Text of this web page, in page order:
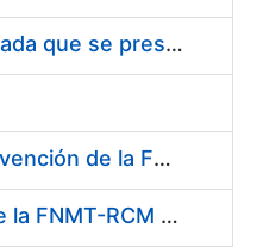
Servicios de una empresa externa para el asesoramiento y resolución de los recursos de alzada que se presentan relacionados con procesos de selección para la FNMT-RCM
Servicio de Calibración y Verificación Externa de los Equipos de Medición del Servicio de Prevención de la FNMT-RCM
Conexión mediante Fibra Óptica de los Centros de Proceso de Datos (CPDs) de las sedes de la FNMT-RCM de Burgos y Madrid